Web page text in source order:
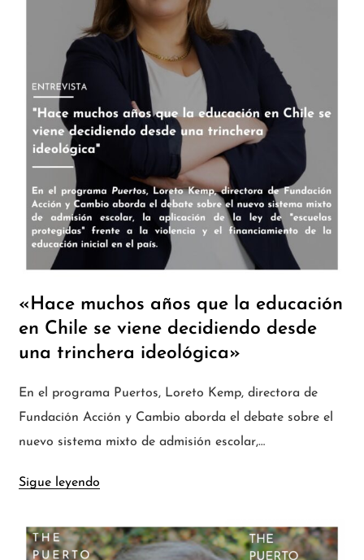
«Hace muchos años que la educación
en Chile se viene decidiendo desde
una trinchera ideológica»
En el programa Puertos, Loreto Kemp, directora de
Fundación Acción y Cambio aborda el debate sobre el
nuevo sistema mixto de admisión escolar,…
Sigue leyendo